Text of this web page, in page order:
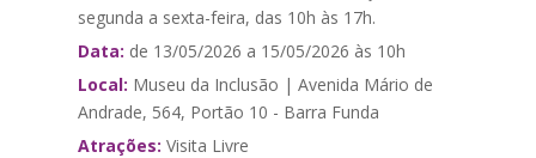
segunda a sexta-feira, das 10h às 17h.
Data: de 13/05/2026 a 15/05/2026 às 10h
Local: Museu da Inclusão | Avenida Mário de
Andrade, 564, Portão 10 - Barra Funda
Atrações: Visita Livre